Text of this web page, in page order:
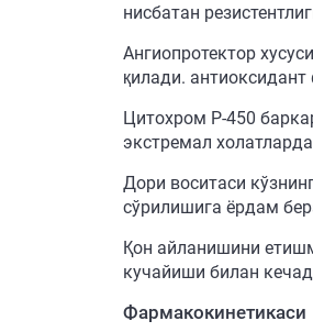
нисбатан
Ангиопротектор
қилади.
Цитохром Р-450
экстремал
Дори воситаси
сўрилишига ёрдам
Қон айланишини
кучайиши билан
Фармакокинетикаси